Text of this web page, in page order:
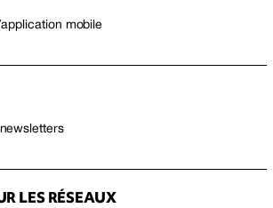
mobile
LES RÉSEAUX